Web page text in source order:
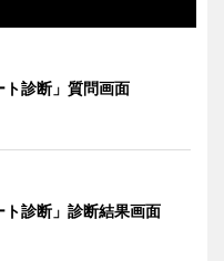
ト診断」質問画面
ト診断」診断結果画面